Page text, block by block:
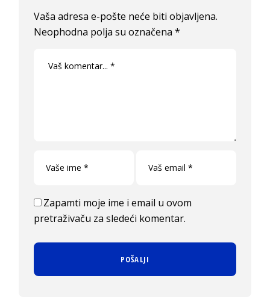
Vaša adresa e-pošte neće biti objavljena.
Neophodna polja su označena*
Zapamti moje ime i email u ovom
pretraživaču za sledeći komentar.